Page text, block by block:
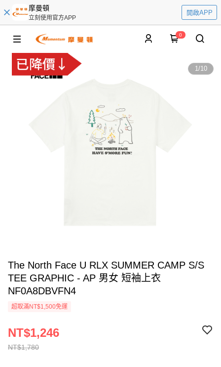
摩曼頓
立刻使用官方APP
開啟APP
0
1/10
The North Face U RLX SUMMER CAMP S/S
TEE GRAPHIC - AP 男女 短袖上衣
NF0A8DBVFN4
超取滿NT$1,500免運
NT$1,780
NT$1,246